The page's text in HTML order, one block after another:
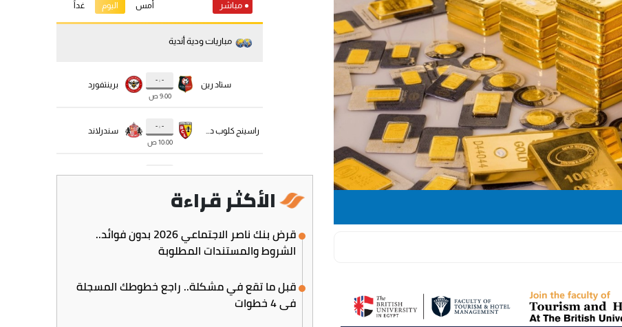
الأكثر قراءة
قرض بنك ناصر الاجتماعي 2026 بدون فوائد..
الشروط والمستندات المطلوبة
قبل ما تقع في مشكلة.. راجع خطوطك المسجلة
في 4 خطوات